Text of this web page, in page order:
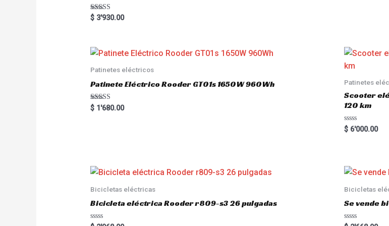
Rated
5.00
$3'930.00
Patinetes eléctricos
Patinete Eléctrico Rooder GT01s 1650W 960Wh
Rated
5.00
$1'680.00
Patinetes
Scooter
120 km
R
a
o
u
o
f
5
$ 6'000.00
Bicicletas eléctricas
Bicicleta eléctrica Rooder r809-s3 26 pulgadas
Bicicletas
Se vende